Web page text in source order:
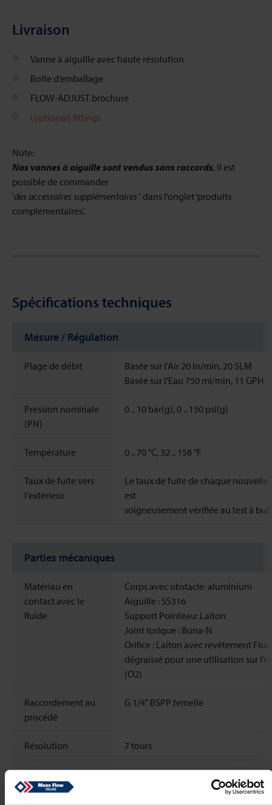
Livraison
Vanne à aiguille avec haute résolution
Boîte d’emballage
FLOW-ADJUST brochure
(optional) fittings
Note:
Nos vannes à aiguille sont vendus sans raccords, Il est
possible de commander
'des accessoires supplémentaires ' dans l’onglet ‘produits
complémentaires’.
Spécifications techniques
Mesure / Régulation
Plage de débit
Basée sur l'Air 20 ln/min, 20 SLM
Basée sur l'Eau 750 ml/min, 11 GPH
Pression nominale
(PN)
0 .. 10 bar(g), 0 .. 150 psi(g)
Température 0 .. 70 °C, 32 .. 158 °F
Taux de fuite vers
l'extérieur
Le taux de fuite de chaque nouvelle
est
soigneusement vérifiée au test à
Parties mécaniques
Matériau en
contact avec le
fluide
Corps avec obstacle: aluminium
Aiguille : SS316
Support Pointeau: Laiton
Joint torique : Buna-N
Orifice : Laiton avec revêtement
dégraissé pour une utilisation sur
(O2)
Raccordement au
procédé
G 1/4" BSPP femelle
Résolution 7 tours
Fermeture Dans le sens horaire